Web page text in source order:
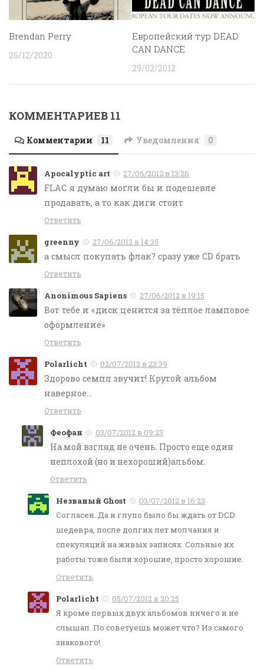
Brendan Perry
26/12/2020
Европейский тур DEAD
CAN DANCE
29/02/2012
КОММЕНТАРИЕВ 11
Комментарии 11 Уведомления 0
Apocalyptic art 27/06/2012 в 13:26
FLAC я думаю могли бы и подешевле
продавать, а то как диги стоит
Ответить
greenny 27/06/2012 в 14:35
а смысл покупать флак? сразу уже CD брать
Ответить
Anonimous Sapiens 27/06/2012 в 19:15
Вот тебе и «диск ценится за тёплое ламповое
оформление»
Ответить
Polarlicht 02/07/2012 в 23:39
Здорово семпл звучит! Крутой альбом
наверное…
Ответить
Феофан 03/07/2012 в 09:23
На мой взгляд не очень. Просто еще один
неплохой (но и нехороший)альбом.
Ответить
Незваный Ghost
03/07/2012 в 16:23
Согласен. Да и глупо было бы ждать от DCD
шедевра, после долгих лет молчания и
спекуляций на живых записях. Сольные их
работы тоже были хорошие, просто хорошие.
Ответить
Polarlicht
05/07/2012 в 20:25
Я кроме первых двух альбомов ничего и не
слышал. По советуешь может что? Из самого
знакового!
Ответить